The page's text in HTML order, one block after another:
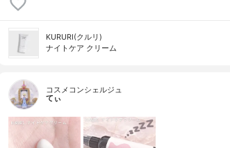
KURURI(クルリ)
ナイトケア クリーム
コスメコンシェルジュ
てぃ